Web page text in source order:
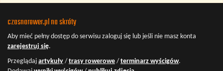
czasnarower.pl na skróty
Aby mieć pełny dostęp do serwisu zaloguj się lub jeśli nie masz konta
zarejestruj się.
Przeglądaj artykuły / trasy rowerowe / terminarz wyścigów.